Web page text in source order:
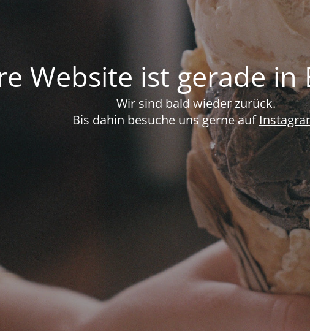
Website ist gerade
Wir sind bald wieder zurück.
Bis dahin besuche uns gerne auf